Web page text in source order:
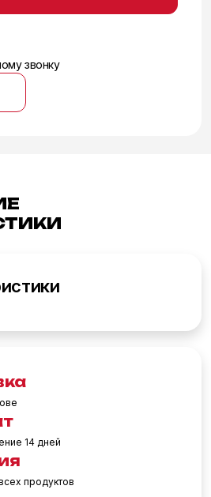
звонку
14 дней
продуктов